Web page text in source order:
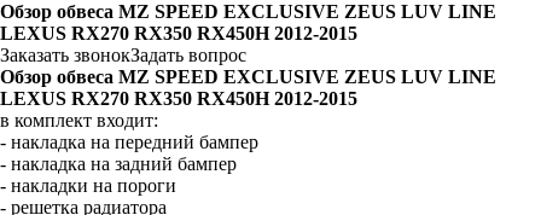
Обзор обвеса MZ SPEED EXCLUSIVE ZEUS LUV LINE
LEXUS RX270 RX350 RX450H 2012-2015
Заказать звонокЗадать вопрос
Обзор обвеса MZ SPEED EXCLUSIVE ZEUS LUV LINE
LEXUS RX270 RX350 RX450H 2012-2015
в комплект входит:
- накладка на передний бампер
- накладка на задний бампер
- накладки на пороги
- решетка радиатора